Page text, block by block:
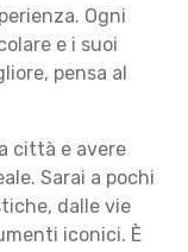
Ogni
e i suoi
pensa al
città e avere
Sarai a pochi
dalle vie
iconici. È